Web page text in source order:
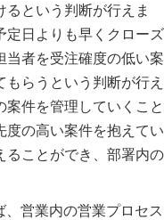
という判断が行えま
定日よりも早くクローズ
当者を受注確度の低い案
らうという判断が行え
案件を管理していくこと
度の高い案件を抱えてい
ることができ、部署内の
営業内の営業プロセス